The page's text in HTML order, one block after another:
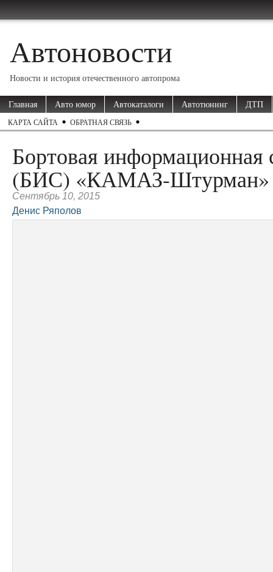
Автоновости
Новости и история отечественного автопрома
Главная Авто юмор Автокаталоги Автотюнинг ДТП
КАРТА САЙТА ОБРАТНАЯ СВЯЗЬ
Бортовая информационная
(БИС) «КАМАЗ-Штурман»
Сентябрь 10, 2015
Денис Ряполов